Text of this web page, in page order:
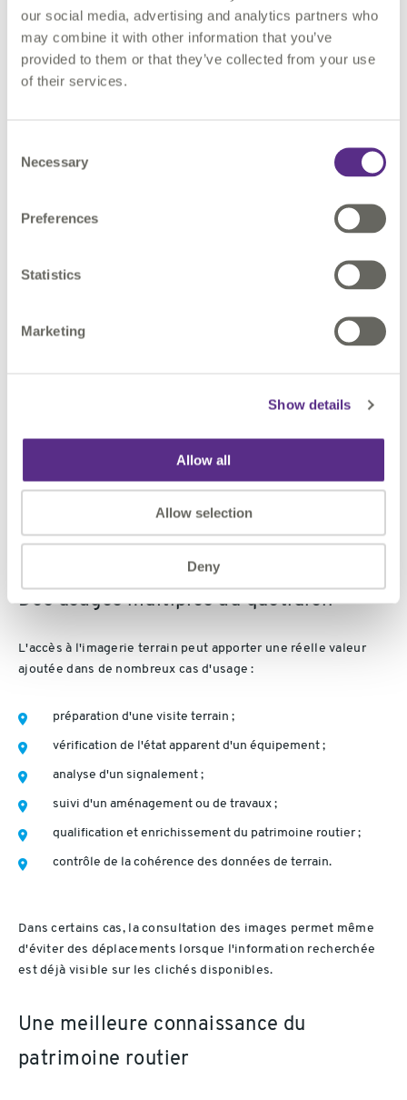
our social media, advertising and analytics partners who
may combine it with other information that you’ve
provided to them or that they’ve collected from your use
of their services.
Selection
Necessary
Preferences
Statistics
Marketing
Show details
Allow all
Allow selection
Deny
adresses ;
repères routiers ;
garantit une meilleure cohérence entre les données terrain et
Naviguer facilement entre données et photographies
les images disponibles à proximité.
Cette approche offre une lecture plus intuitive des données
ou d'une analyse.
Des usages multiples au quotidien
L'accès à l'imagerie terrain peut apporter une réelle valeur
ajoutée dans de nombreux cas d'usage :
préparation d'une visite terrain ;
vérification de l'état apparent d'un équipement ;
analyse d'un signalement ;
suivi d'un aménagement ou de travaux ;
qualification et enrichissement du patrimoine routier ;
contrôle de la cohérence des données de terrain.
Dans certains cas, la consultation des images permet même
d'éviter des déplacements lorsque l'information recherchée
est déjà visible sur les clichés disponibles.
Une meilleure connaissance du
patrimoine routier